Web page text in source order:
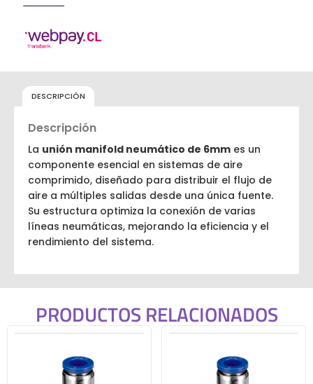
DESCRIPCIÓN
Descripción
La unión manifold neumático de 6mm es un
componente esencial en sistemas de aire
comprimido, diseñado para distribuir el flujo de
aire a múltiples salidas desde una única fuente.
Su estructura optimiza la conexión de varias
líneas neumáticas, mejorando la eficiencia y el
rendimiento del sistema.
PRODUCTOS RELACIONADOS